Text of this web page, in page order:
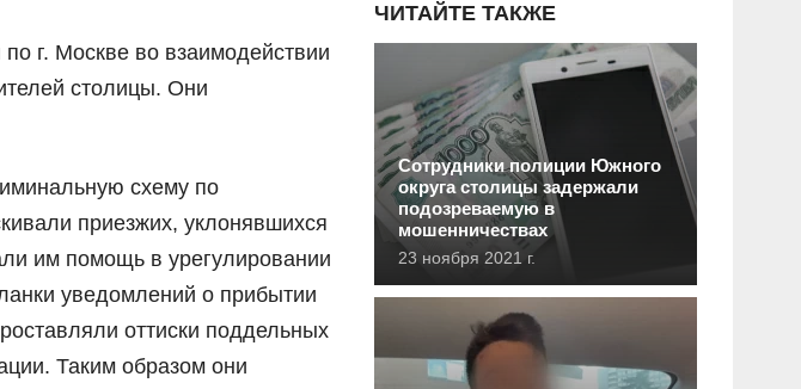
г. Москве во взаимодействии
столицы. Они
схему по
приезжих, уклонявшихся
им помощь в урегулировании
уведомлений о прибытии
оттиски поддельных
Таким образом они
ЧИТАЙТЕ ТАКЖЕ
Сотрудники полиции Южного
округа столицы задержали
подозреваемую в
мошенничествах
23 ноября 2021 г.